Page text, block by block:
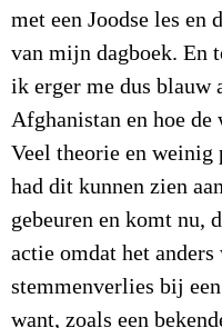
met een Joodse les en
van mijn dagboek. En
ik erger me dus blauw
Afghanistan en hoe de
Veel theorie en
had dit kunnen zien
gebeuren en komt nu,
actie omdat het
stemmenverlies bij
want, zoals een